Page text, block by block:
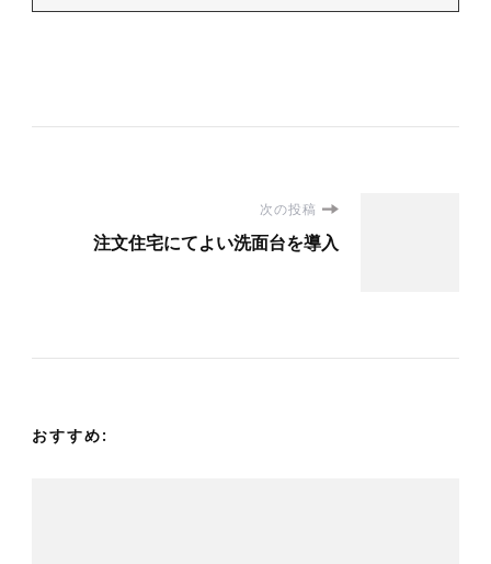
ゲ
次の投稿
注文住宅にてよい洗面台を導入
おすすめ: